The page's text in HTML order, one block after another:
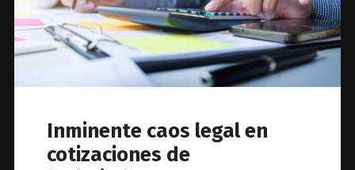
Inminente caos legal en
cotizaciones de